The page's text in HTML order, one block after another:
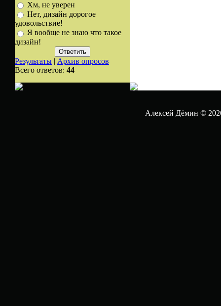
Хм, не уверен
Нет, дизайн дорогое
удовольствие!
Я вообще не знаю что такое
дизайн!
Результаты | Архив опросов
Всего ответов: 44
Алексей Дёмин ©